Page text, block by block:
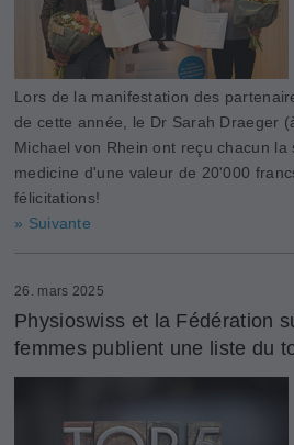
Lors de la manifestation des
de cette année, le Dr Sarah Draeger
Michael von Rhein ont reçu chacun
medicine d'une valeur de 20'000
félicitations!
» Suivante
26. mars 2025
Physioswiss et la Fédération
femmes publient une liste du